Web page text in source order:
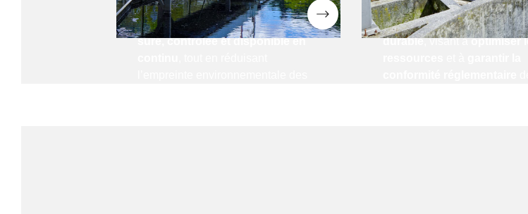
standards de santé publique.
Notre engagement : fournir uneeau
sûre, contrôlée et disponible en
NOUS CONTACTER
Elles s’inscrivent dans une
démarche de performance
durable, visant àoptimiser
NOUS CONTACTER